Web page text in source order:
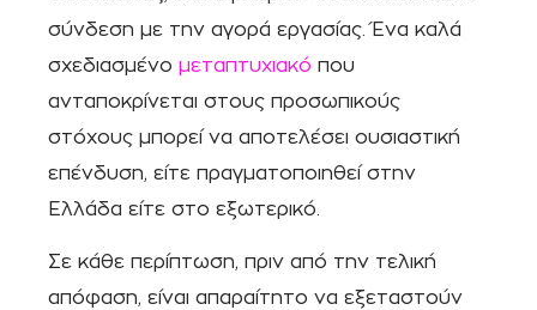
σύνδεση με την αγορά εργασίας. Ένα καλά
σχεδιασμένο μεταπτυχιακό που
ανταποκρίνεται στους προσωπικούς
στόχους μπορεί να αποτελέσει ουσιαστική
επένδυση, είτε πραγματοποιηθεί στην
Ελλάδα είτε στο εξωτερικό.
Σε κάθε περίπτωση, πριν από την τελική
απόφαση, είναι απαραίτητο να εξεταστούν